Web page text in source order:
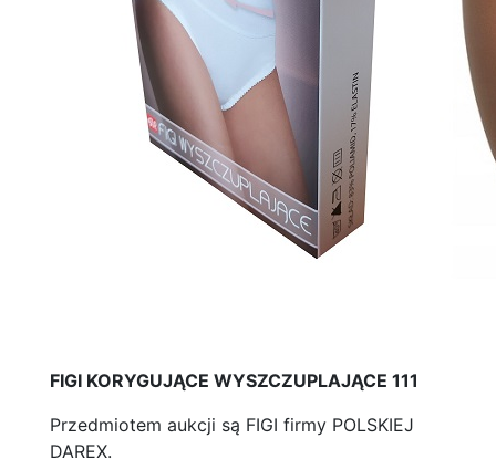
FIGI KORYGUJĄCE WYSZCZUPLAJĄCE 111
Przedmiotem aukcji są FIGI firmy POLSKIEJ
DAREX.